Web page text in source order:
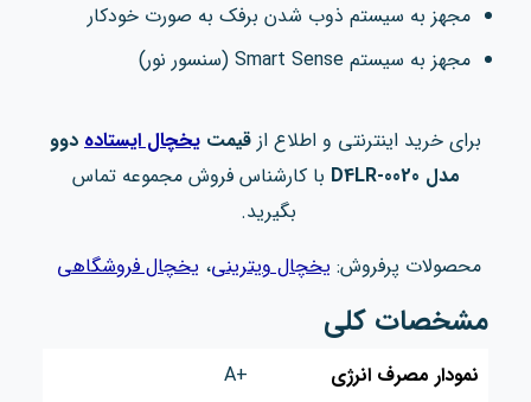
مجهز به سیستم ذوب شدن برفک به صورت خودکار
مجهز به سیستم Smart Sense (سنسور نور)
برای خرید اینترنتی و اطلاع از قیمت یخچال‌ ایستاده دوو
مدل D4LR-0020​
با کارشناس فروش مجموعه تماس
بگیرید.
محصولات پرفروش: یخچال ویترینی، یخچال فروشگاهی
مشخصات کلی
نمودار مصرف انرژی +A